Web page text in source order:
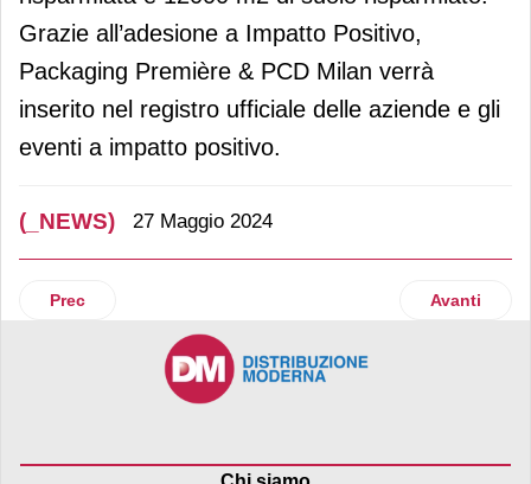
Grazie all’adesione a Impatto Positivo,
Packaging Première & PCD Milan verrà
inserito nel registro ufficiale delle aziende e gli
eventi a impatto positivo.
(_NEWS) 27 Maggio 2024
Articolo precedente: Cia-Conad: quattro nuovi ingressi nel
Prec Articolo
Avanti